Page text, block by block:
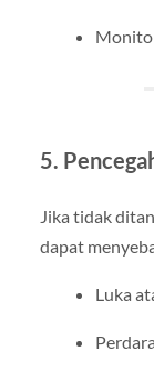
5.
Jika tidak
dapat
Luka